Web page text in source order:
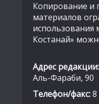
Копирование и
материалов
использования
Костанай»
Адрес редакции:
Аль-Фараби, 90
Телефон/факс:8